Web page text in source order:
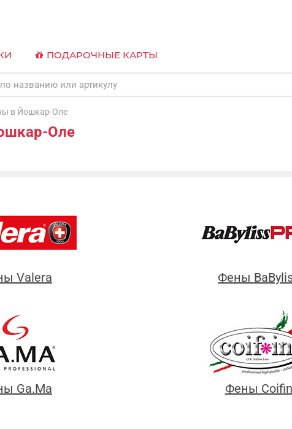
ПОДАРОЧНЫЕ КАРТЫ
в Йошкар-Оле
Оле
Valera Фены
Ga.Ma Фены Coifin